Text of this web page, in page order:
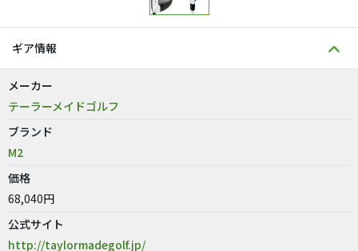
ギア情報
メーカー
テーラーメイドゴルフ
ブランド
M2
価格
68,040円
公式サイト
http://taylormadegolf.jp/